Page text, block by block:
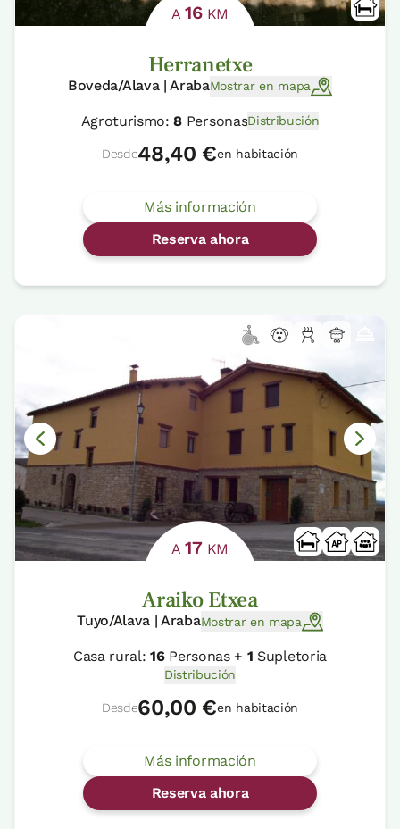
A16KM
Herranetxe
Boveda/Alava | ArabaMostrar en mapa
Agroturismo:8 PersonasDistribución
Desde48,40 €en habitación
Más información
Reserva ahora
A17KM
Araiko Etxea
Tuyo/Alava | ArabaMostrar en mapa
Casa rural:16Personas + 1 Supletoria
Distribución
Desde60,00 €en habitación
Más información
Reserva ahora